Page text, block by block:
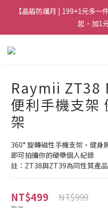
【晶盾防護月 | 199+1元多一
起，加1
Raymii ZT38
便利手機支架
架
360° 旋轉磁性手機支架，健身
即可拍攝你的硬舉個人紀錄
註：ZT38與ZT39為同性質產
NT$499 NT$999